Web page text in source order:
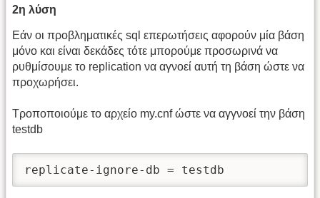
2η λύση
Εάν οι προβληματικές sql επερωτήσεις αφορούν μία βάση
μόνο και είναι δεκάδες τότε μπορούμε προσωρινά να
ρυθμίσουμε το replication να αγνοεί αυτή τη βάση ώστε να
προχωρήσει.
Τροποποιούμε το αρχείο my.cnf ώστε να αγγνοεί την βάση
testdb
replicate-ignore-db = testdb